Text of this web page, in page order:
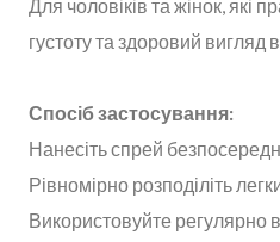
Для чоловіків та жінок, які
густоту та здоровий вигляд
Спосіб застосування:
Нанесіть спрей
Рівномірно розподіліть
Використовуйте регулярно